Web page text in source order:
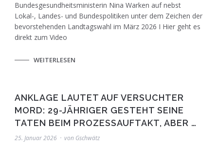
Bundesgesundheitsministerin Nina Warken auf nebst
Lokal-, Landes- und Bundespolitiken unter dem Zeichen der
bevorstehenden Landtagswahl im März 2026 I Hier geht es
direkt zum Video
WEITERLESEN
ANKLAGE LAUTET AUF VERSUCHTER
MORD: 29-JÄHRIGER GESTEHT SEINE
TATEN BEIM PROZESSAUFTAKT, ABER …
25. Januar 2026 von Gschwätz